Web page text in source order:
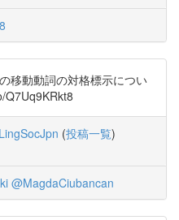
移動動詞の対格標示につい
Q7Uq9KRkt8
(投稿一覧)
@MagdaCiubancan